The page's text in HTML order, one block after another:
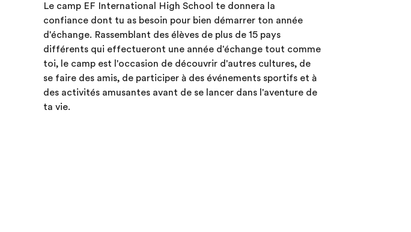
Le camp EF International High School te donnera la
confiance dont tu as besoin pour bien démarrer ton année
d'échange. Rassemblant des élèves de plus de 15 pays
différents qui effectueront une année d'échange tout comme
toi, le camp est l'occasion de découvrir d'autres cultures, de
se faire des amis, de participer à des événements sportifs et à
des activités amusantes avant de se lancer dans l'aventure de
ta vie.